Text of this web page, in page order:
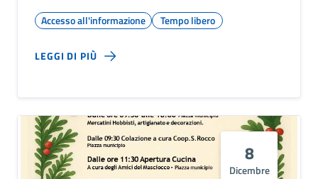
Accesso all'informazione Tempo libero
LEGGI DI PIÙ
8
Dicembre